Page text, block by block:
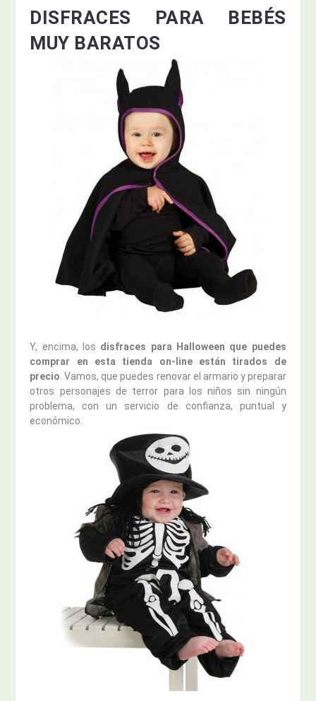
DISFRACES PARA BEBÉS
MUY BARATOS
Y, encima, los disfraces para Halloween que puedes
comprar en esta tienda on-line están tirados de
precio . Vamos, que puedes renovar el armario y preparar
otros personajes de terror para los niños sin ningún
problema, con un servicio de confianza, puntual y
económico.